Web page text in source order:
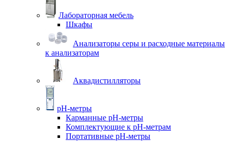
Лабораторная мебель
Шкафы
Анализаторы серы и расходные материалы
к анализаторам
Аквадистилляторы
pH-метры
Карманные pH-метры
Комплектующие к pH-метрам
Портативные pH-метры